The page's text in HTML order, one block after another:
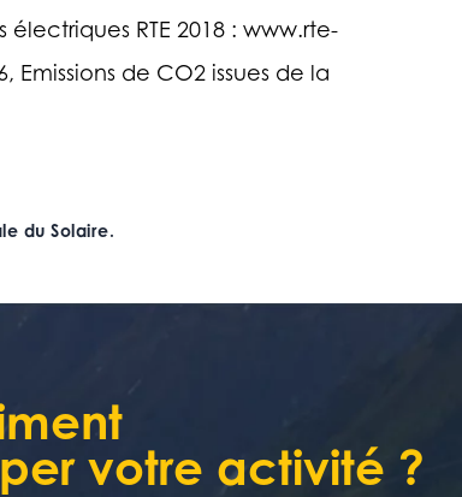
RTE 2018 : www.rte-
de CO2 issues de la
du Solaire.
votre activité ?